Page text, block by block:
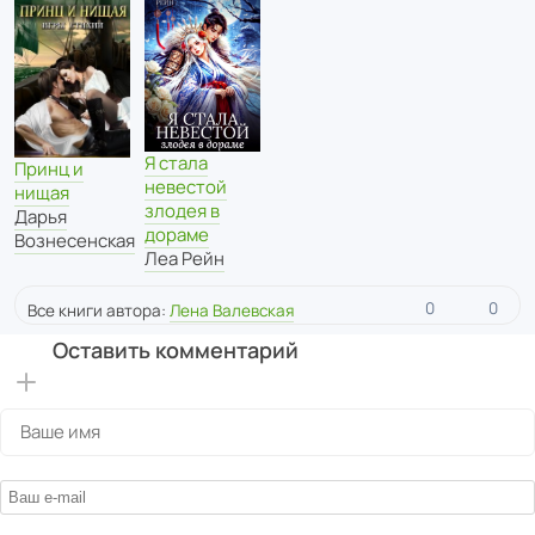
Принц и
нищая
Дарья
Вознесенская
Я стала
невестой
злодея в
дораме
Леа Рейн
Все книги автора: Лена Валевская 0 0
Оставить комментарий